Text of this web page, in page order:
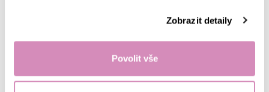
Zobrazit detaily
Povolit vše